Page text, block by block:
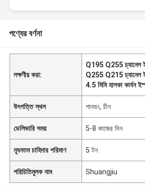
পণ্যের বর্ণনা
লক্ষণীয় করা:
Q195 Q255 চ্যানেল
Q255 Q215 চ্যানেল
4.5 মিমি হালকা কার্বন
উৎপত্তি স্থল শানডং, চীন
ডেলিভারি সময় 5-8 কাজের দিন
ন্যূনতম চাহিদার পরিমাণ 5 টন
পরিচিতিমুলক নাম Shuangjiu